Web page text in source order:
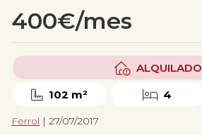
400€/mes
ALQUILADO
102 m² 4
Ferrol | 27/07/2017